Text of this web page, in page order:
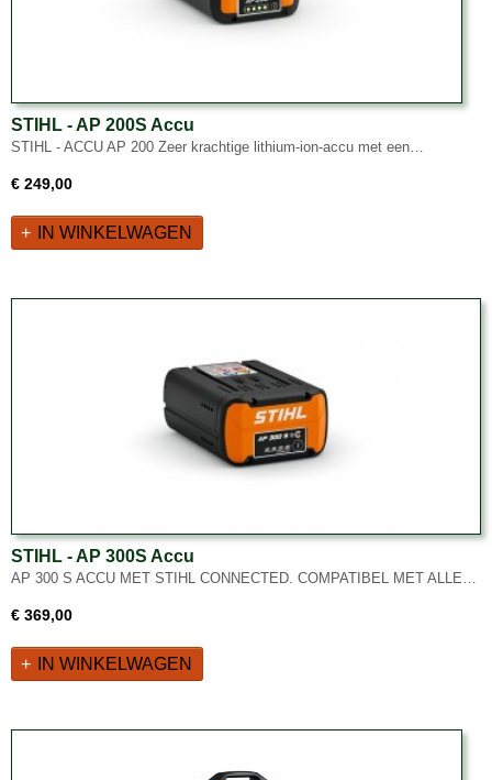
STIHL - AP 200S Accu
STIHL - ACCU AP 200 Zeer krachtige lithium-ion-accu met een…
€ 249,00
IN WINKELWAGEN
STIHL - AP 300S Accu
AP 300 S ACCU MET STIHL CONNECTED. COMPATIBEL MET ALLE…
€ 369,00
IN WINKELWAGEN